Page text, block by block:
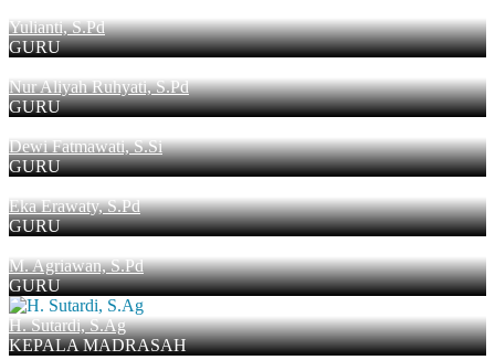
Yulianti, S.Pd
GURU
Nur Aliyah Ruhyati, S.Pd
GURU
Dewi Fatmawati, S.Si
GURU
Eka Erawaty, S.Pd
GURU
M. Agriawan, S.Pd
GURU
H. Sutardi, S.Ag
KEPALA MADRASAH